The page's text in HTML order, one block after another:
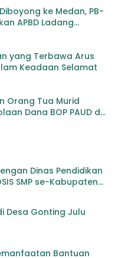
ke Medan, PB-
APBD Ladang
yang Terbawa Arus
Keadaan Selamat
Orang Tua Murid
Dana BOP PAUD di
Dinas Pendidikan
SMP se-Kabupaten
Desa Gonting Julu
Bantuan